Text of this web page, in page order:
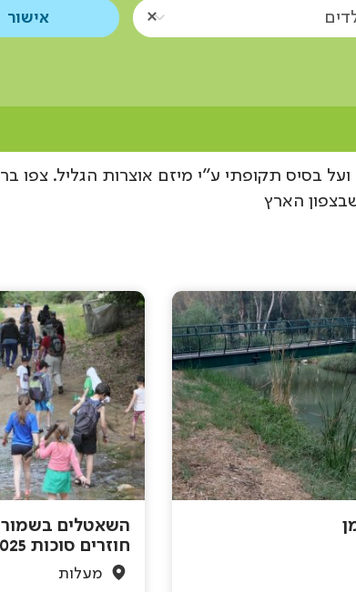
בסיס תקופתי ע"י מיזם אוצרות הגליל. צפו
הארץ
השאטלים
חוזרים סוכות 2025!
מעלות